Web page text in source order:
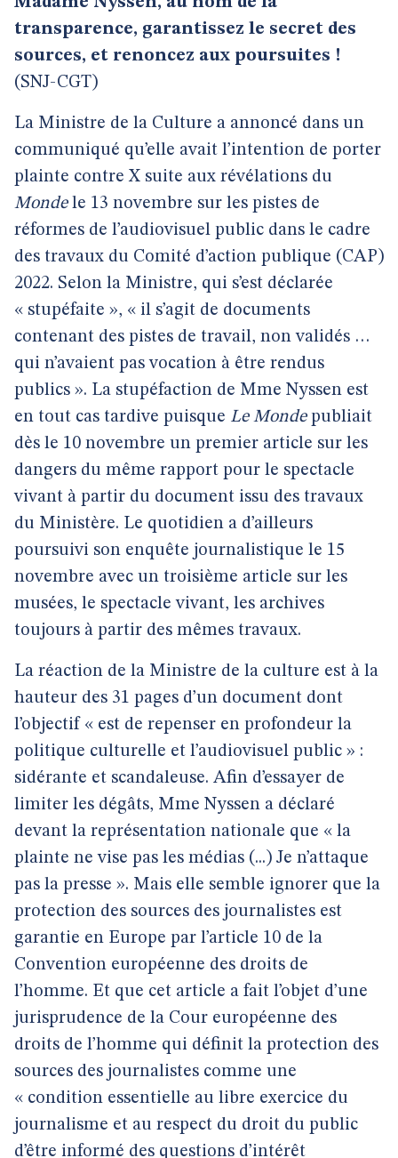
transparence, garantissez le secret des
sources, et renoncez aux poursuites !
(SNJ-CGT)
La Ministre de la Culture a annoncé dans un
communiqué qu’elle avait l’intention de porter
plainte contre X suite aux révélations du
Mondele 13 novembre sur les pistes de
réformes de l’audiovisuel public dans le cadre
des travaux du Comité d’action publique (CAP)
2022. Selon la Ministre, qui s’est déclarée
« stupéfaite », « il s’agit de documents
contenant des pistes de travail, non validés …
qui n’avaient pas vocation à être rendus
publics ». La stupéfaction de Mme Nyssen est
en tout cas tardive puisque Le Mondepubliait
dès le 10 novembre un premier article sur les
dangers du même rapport pour le spectacle
vivant à partir du document issu des travaux
du Ministère. Le quotidien a d’ailleurs
poursuivi son enquête journalistique le 15
novembre avec un troisième article sur les
musées, le spectacle vivant, les archives
toujours à partir des mêmes travaux.
La réaction de la Ministre de la culture est à la
hauteur des 31 pages d’un document dont
l’objectif « est de repenser en profondeur la
politique culturelle et l’audiovisuel public » :
sidérante et scandaleuse. Afin d’essayer de
limiter les dégâts, Mme Nyssen a déclaré
devant la représentation nationale que « la
plainte ne vise pas les médias (...) Je n’attaque
pas la presse ». Mais elle semble ignorer que la
protection des sources des journalistes est
garantie en Europe par l’article 10 de la
Convention européenne des droits de
l’homme. Et que cet article a fait l’objet d’une
jurisprudence de la Cour européenne des
droits de l’homme qui définit la protection des
sources des journalistes comme une
« condition essentielle au libre exercice du
journalisme et au respect du droit du public
d’être informé des questions d’intérêt